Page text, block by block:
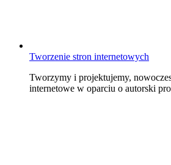
Tworzenie stron internetowych
Tworzymy i projektujemy,
internetowe w oparciu o autorski